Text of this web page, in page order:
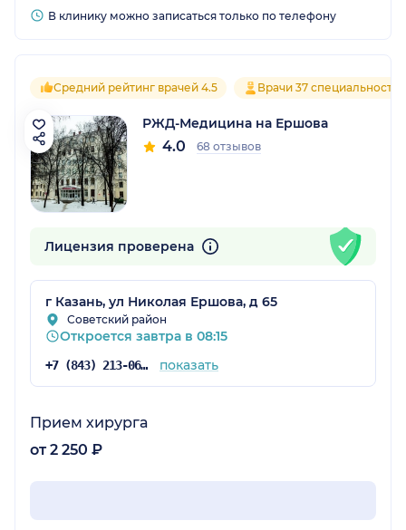
В клинику можно записаться только по телефону
Средний рейтинг врачей 4.5 Врачи 37 специальностей
РЖД-Медицина на Ершова
4.0 68 отзывов
Лицензия проверена
г Казань, ул Николая Ершова, д 65
Советский район
Откроется завтра в 08:15
+7 (843) 213-06-74 показать
Прием хирурга
от 2 250 ₽